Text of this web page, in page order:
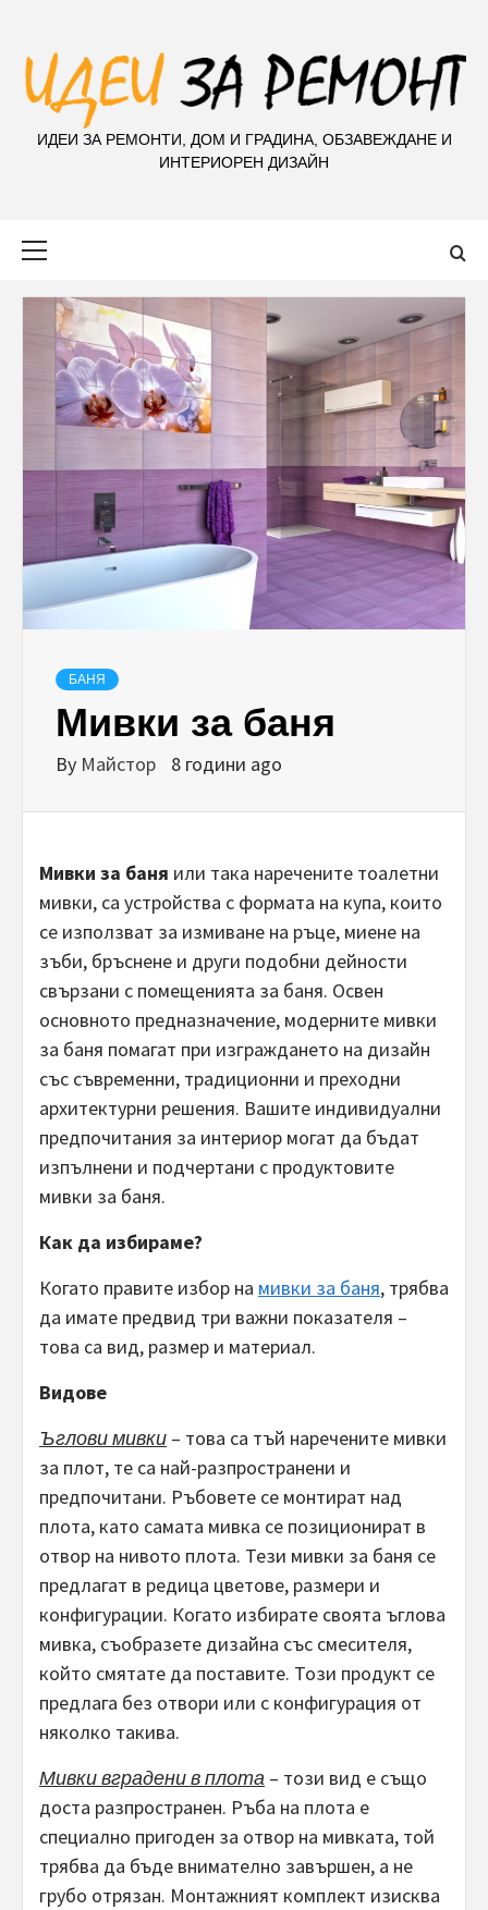
ИДЕИ ЗА РЕМОНТИ, ДОМ И ГРАДИНА, ОБЗАВЕЖДАНЕ И
ИНТЕРИОРЕН ДИЗАЙН
БАНЯ
Мивки за баня
By Майстор 8 години ago
Мивки за баня или така наречените тоалетни
мивки, са устройства с формата на купа, които
се използват за измиване на ръце, миене на
зъби, бръснене и други подобни дейности
свързани с помещенията за баня. Освен
основното предназначение, модерните мивки
за баня помагат при изграждането на дизайн
със съвременни, традиционни и преходни
архитектурни решения. Вашите индивидуални
предпочитания за интериор могат да бъдат
изпълнени и подчертани с продуктовите
мивки за баня.
Как да избираме?
Когато правите избор на мивки за баня, трябва
да имате предвид три важни показателя –
това са вид, размер и материал.
Видове
Ъглови мивки – това са тъй наречените мивки
за плот, те са най-разпространени и
предпочитани. Ръбовете се монтират над
плота, като самата мивка се позиционират в
отвор на нивото плота. Тези мивки за баня се
предлагат в редица цветове, размери и
конфигурации. Когато избирате своята ъглова
мивка, съобразете дизайна със смесителя,
който смятате да поставите. Този продукт се
предлага без отвори или с конфигурация от
няколко такива.
Мивки вградени в плота – този вид е също
доста разпространен. Ръба на плота е
специално пригоден за отвор на мивката, той
трябва да бъде внимателно завършен, а не
грубо отрязан. Монтажният комплект изисква